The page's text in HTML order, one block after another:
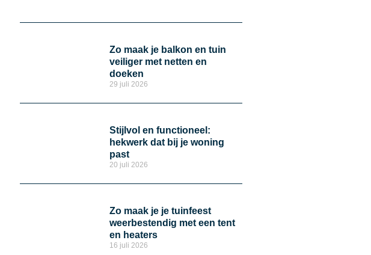
Zo maak je balkon en tuin
veiliger met netten en
doeken
29 juli 2026
Stijlvol en functioneel:
hekwerk dat bij je woning
past
20 juli 2026
Zo maak je je tuinfeest
weerbestendig met een tent
en heaters
16 juli 2026